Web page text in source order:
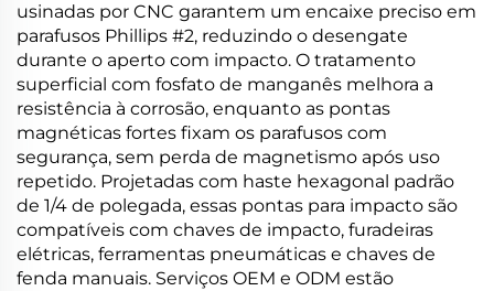
usinadas por CNC garantem um encaixe preciso em
parafusos Phillips #2, reduzindo o desengate
durante o aperto com impacto. O tratamento
superficial com fosfato de manganês melhora a
resistência à corrosão, enquanto as pontas
magnéticas fortes fixam os parafusos com
segurança, sem perda de magnetismo após uso
repetido. Projetadas com haste hexagonal padrão
de 1/4 de polegada, essas pontas para impacto são
compatíveis com chaves de impacto, furadeiras
elétricas, ferramentas pneumáticas e chaves de
fenda manuais. Serviços OEM e ODM estão